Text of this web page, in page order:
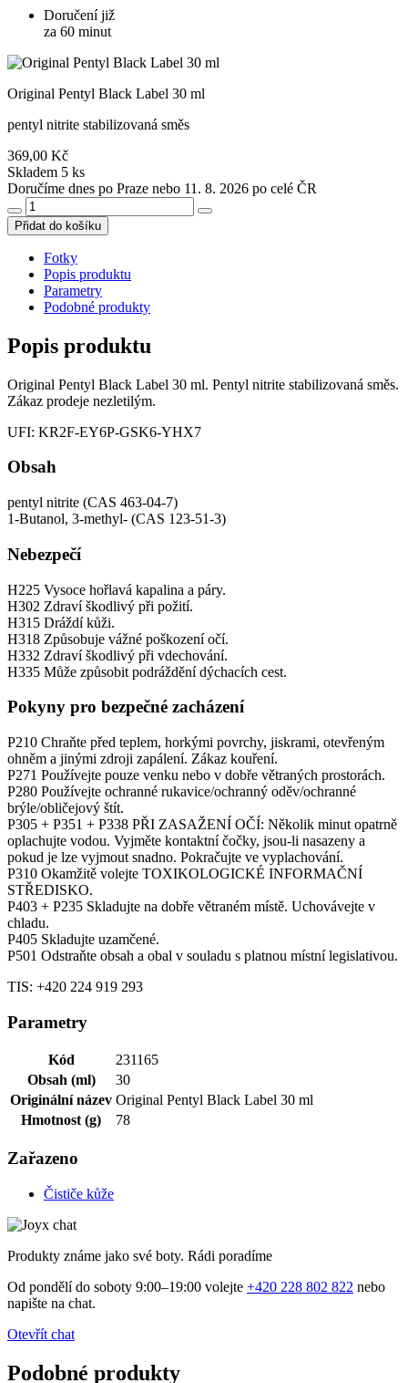
Doručení již
za 60 minut
Original Pentyl Black Label 30 ml
pentyl nitrite stabilizovaná směs
369,00 Kč
Skladem 5 ks
Doručíme dnes po Praze nebo 11. 8. 2026 po celé ČR
Přidat do košíku
Fotky
Popis produktu
Parametry
Podobné produkty
Popis produktu
Original Pentyl Black Label 30 ml. Pentyl nitrite stabilizovaná směs.
Zákaz prodeje nezletilým.
UFI: KR2F-EY6P-GSK6-YHX7
Obsah
pentyl nitrite (CAS 463-04-7)
1-Butanol, 3-methyl- (CAS 123-51-3)
Nebezpečí
H225 Vysoce hořlavá kapalina a páry.
H302 Zdraví škodlivý při požití.
H315 Dráždí kůži.
H318 Způsobuje vážné poškození očí.
H332 Zdraví škodlivý při vdechování.
H335 Může způsobit podráždění dýchacích cest.
Pokyny pro bezpečné zacházení
P210 Chraňte před teplem, horkými povrchy, jiskrami, otevřeným
ohněm a jinými zdroji zapálení. Zákaz kouření.
P271 Používejte pouze venku nebo v dobře větraných prostorách.
P280 Používejte ochranné rukavice/ochranný oděv/ochranné
brýle/obličejový štít.
P305 + P351 + P338 PŘI ZASAŽENÍ OČÍ: Několik minut opatrně
oplachujte vodou. Vyjměte kontaktní čočky, jsou-li nasazeny a
pokud je lze vyjmout snadno. Pokračujte ve vyplachování.
P310 Okamžitě volejte TOXIKOLOGICKÉ INFORMAČNÍ
STŘEDISKO.
P403 + P235 Skladujte na dobře větraném místě. Uchovávejte v
chladu.
P405 Skladujte uzamčené.
P501 Odstraňte obsah a obal v souladu s platnou místní legislativou.
TIS: +420 224 919 293
Parametry
Kód
231165
Obsah (ml)
30
Originální název Original Pentyl Black Label 30 ml
Hmotnost (g)
78
Zařazeno
Čističe kůže
Produkty známe jako své boty. Rádi poradíme
Od pondělí do soboty 9:00–19:00 volejte +420 228 802 822 nebo
napište na chat.
Otevřít chat
Podobné produkty